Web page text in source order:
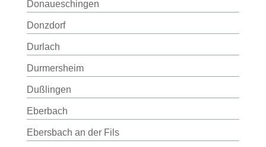
Donaueschingen
Donzdorf
Durlach
Durmersheim
Dußlingen
Eberbach
Ebersbach an der Fils